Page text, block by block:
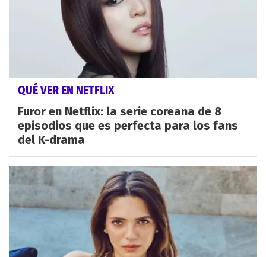
QUÉ VER EN NETFLIX
Furor en Netflix: la serie coreana de 8
episodios que es perfecta para los fans
del K-drama